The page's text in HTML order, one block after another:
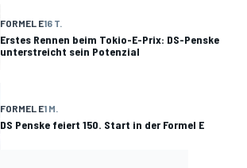
FORMEL E16 T.
Erstes Rennen beim Tokio-E-Prix: DS-Penske
unterstreicht sein Potenzial
FORMEL E1 M.
DS Penske feiert 150. Start in der Formel E